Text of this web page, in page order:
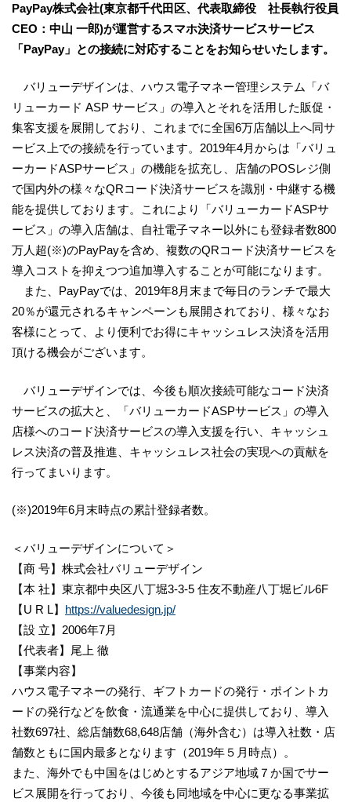
PayPay株式会社(東京都千代田区、代表取締役 社長執行役員
CEO：中山 一郎)が運営するスマホ決済サービスサービス
「PayPay」との接続に対応することをお知らせいたします。
バリューデザインは、ハウス電子マネー管理システム「バ
リューカード ASP サービス」の導入とそれを活用した販促・
集客支援を展開しており、これまでに全国6万店舗以上へ同サ
ービス上での接続を行っています。2019年4月からは「バリュ
ーカードASPサービス」の機能を拡充し、店舗のPOSレジ側
で国内外の様々なQRコード決済サービスを識別・中継する機
能を提供しております。これにより「バリューカードASPサ
ービス」の導入店舗は、自社電子マネー以外にも登録者数800
万人超(※)のPayPayを含め、複数のQRコード決済サービスを
導入コストを抑えつつ追加導入することが可能になります。
また、PayPayでは、2019年8月末まで毎日のランチで最大
20％が還元されるキャンペーンも展開されており、様々なお
客様にとって、より便利でお得にキャッシュレス決済を活用
頂ける機会がございます。
バリューデザインでは、今後も順次接続可能なコード決済
サービスの拡大と、「バリューカードASPサービス」の導入
店様へのコード決済サービスの導入支援を行い、キャッシュ
レス決済の普及推進、キャッシュレス社会の実現への貢献を
行ってまいります。
(※)2019年6月末時点の累計登録者数。
＜バリューデザインについて＞
【商 号】株式会社バリューデザイン
【本 社】東京都中央区八丁堀3-3-5 住友不動産八丁堀ビル6F
【U R L】 https://valuedesign.jp/
【設 立】2006年7月
【代表者】尾上 徹
【事業内容】
ハウス電子マネーの発行、ギフトカードの発行・ポイントカ
ードの発行などを飲食・流通業を中心に提供しており、導入
社数697社、総店舗数68,648店舗（海外含む）は導入社数・店
舗数ともに国内最多となります（2019年５月時点）。
また、海外でも中国をはじめとするアジア地域７か国でサー
ビス展開を行っており、今後も同地域を中心に更なる事業拡